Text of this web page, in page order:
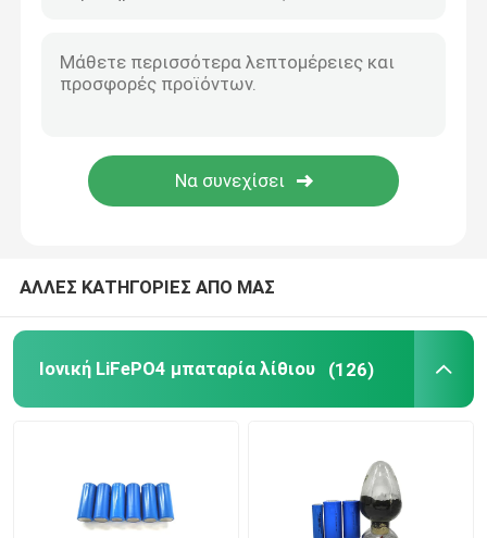
μικρή μπαταρία lipo
πακέτο μπαταριών 48V LiFePO4
Από τον ηλιακό υβριδικό αναστροφέα πλέγματος
Φορητός σταθμός παραγωγής ενέργειας
ΑΛΛΕΣ ΚΑΤΗΓΟΡΙΕΣ ΑΠΟ ΜΑΣ
Ιονική LiFePO4 μπαταρία λίθιου (126)